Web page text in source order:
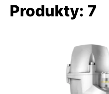
Produkty: 7